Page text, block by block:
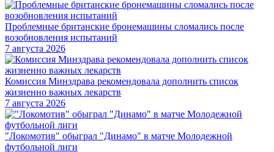
Проблемные британские бронемашины сломались после
возобновления испытаний
7 августа 2026
Комиссия Минздрава рекомендовала дополнить список
жизненно важных лекарств
7 августа 2026
"Локомотив" обыграл "Динамо" в матче Молодежной
футбольной лиги